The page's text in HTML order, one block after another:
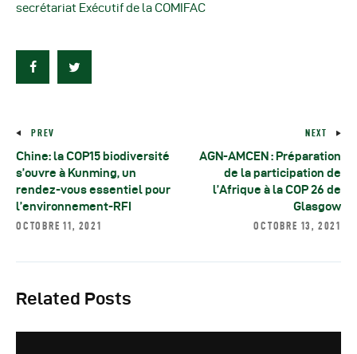
secrétariat Exécutif de la COMIFAC
PREV
Chine: la COP15 biodiversité
s’ouvre à Kunming, un
rendez-vous essentiel pour
l’environnement-RFI
OCTOBRE 11, 2021
NEXT
AGN-AMCEN : Préparation
de la participation de
l’Afrique à la COP 26 de
Glasgow
OCTOBRE 13, 2021
Related Posts